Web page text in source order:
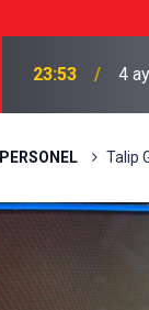
23:49 9
Talip